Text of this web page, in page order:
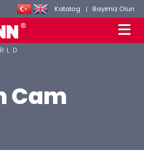
Katalog Bayimiz Olun
Cam